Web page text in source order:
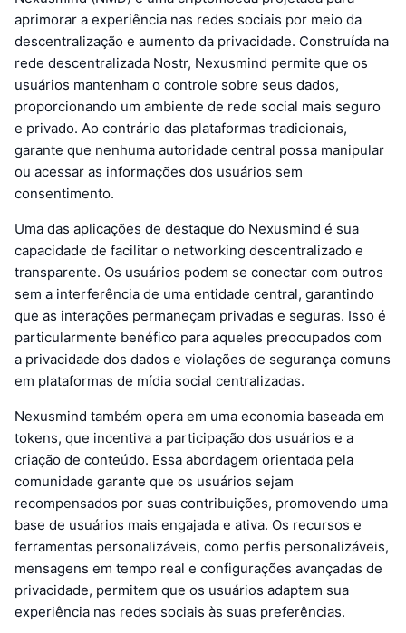
aprimorar a experiência nas redes sociais por meio da
descentralização e aumento da privacidade. Construída na
rede descentralizada Nostr, Nexusmind permite que os
usuários mantenham o controle sobre seus dados,
proporcionando um ambiente de rede social mais seguro
e privado. Ao contrário das plataformas tradicionais,
garante que nenhuma autoridade central possa manipular
ou acessar as informações dos usuários sem
consentimento.
Uma das aplicações de destaque do Nexusmind é sua
capacidade de facilitar o networking descentralizado e
transparente. Os usuários podem se conectar com outros
sem a interferência de uma entidade central, garantindo
que as interações permaneçam privadas e seguras. Isso é
particularmente benéfico para aqueles preocupados com
a privacidade dos dados e violações de segurança comuns
em plataformas de mídia social centralizadas.
Nexusmind também opera em uma economia baseada em
tokens, que incentiva a participação dos usuários e a
criação de conteúdo. Essa abordagem orientada pela
comunidade garante que os usuários sejam
recompensados por suas contribuições, promovendo uma
base de usuários mais engajada e ativa. Os recursos e
ferramentas personalizáveis, como perfis personalizáveis,
mensagens em tempo real e configurações avançadas de
privacidade, permitem que os usuários adaptem sua
experiência nas redes sociais às suas preferências.